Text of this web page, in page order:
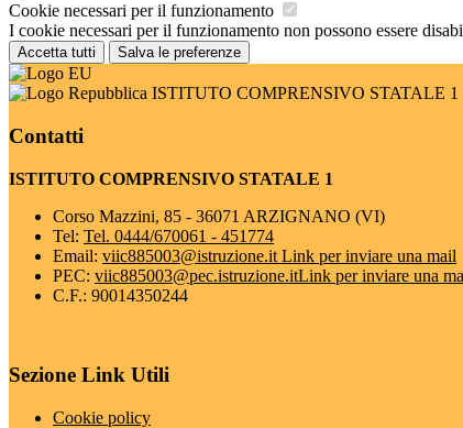
Cookie necessari per il funzionamento
I cookie necessari per il funzionamento non possono essere
Accetta tutti Salva le preferenze
ISTITUTO COMPRENSIVO STATALE 1
Contatti
ISTITUTO COMPRENSIVO STATALE 1
Corso Mazzini, 85 - 36071 ARZIGNANO (VI)
Tel: Tel. 0444/670061 - 451774
Email: viic885003@istruzione.it Link per inviare una mail
PEC: viic885003@pec.istruzione.itLink per inviare una
C.F.: 90014350244
Sezione Link Utili
Cookie policy